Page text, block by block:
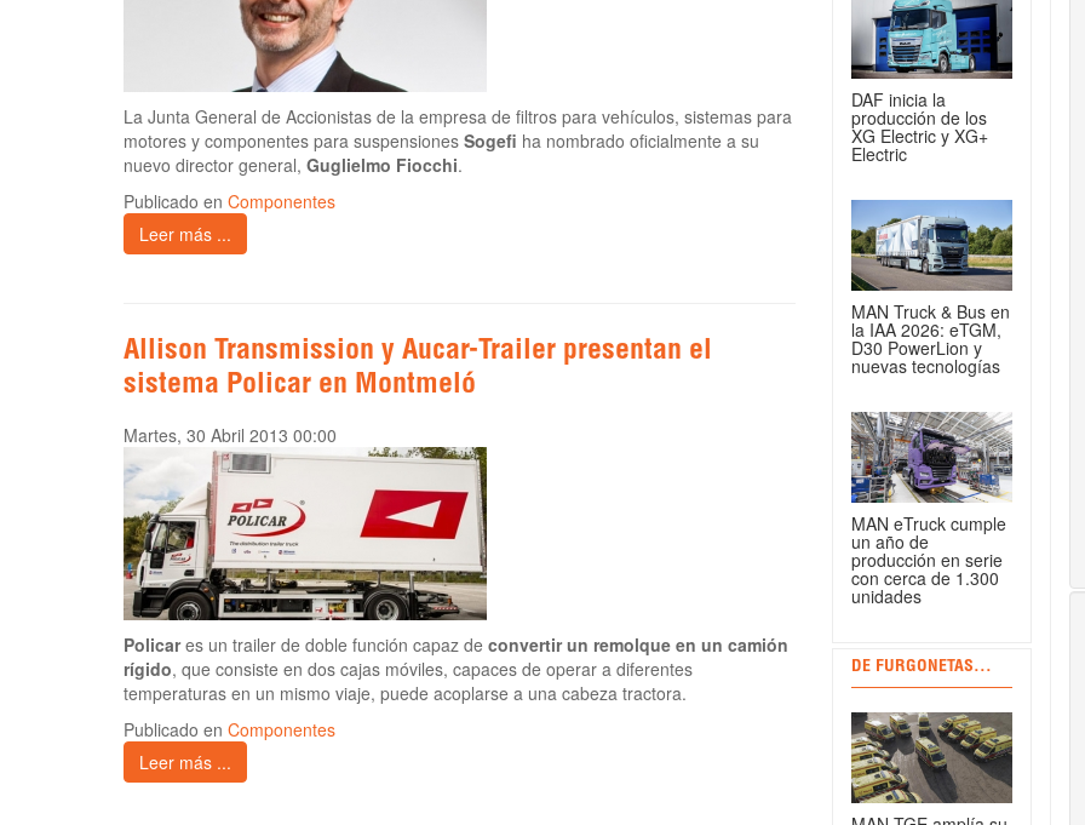
La Junta General de Accionistas de la empresa de filtros para vehículos, sistemas para
motores y componentes para suspensiones Sogefi ha nombrado oficialmente a su
nuevo director general, Guglielmo Fiocchi.
Publicado en Componentes
Leer más ...
Allison Transmission y Aucar-Trailer presentan el
sistema Policar en Montmeló
Martes, 30 Abril 2013 00:00
Policares un trailer de doble función capaz de convertir un remolque en un camión
rígido, que consiste en dos cajas móviles, capaces de operar a diferentes
temperaturas en un mismo viaje, puede acoplarse a una cabeza tractora.
Publicado en Componentes
Leer más ...
DAF inicia la
producción de los
XG Electric y XG+
Electric
MAN Truck & Bus en
la IAA 2026: eTGM,
D30 PowerLion y
nuevas tecnologías
MAN eTruck cumple
un año de
producción en serie
con cerca de 1.300
unidades
DE FURGONETAS...